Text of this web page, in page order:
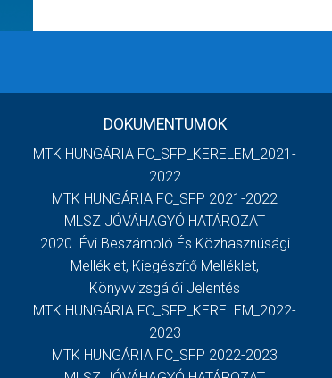
DOKUMENTUMOK
MTK HUNGÁRIA FC_SFP_KERELEM_2021-
2022
MTK HUNGÁRIA FC_SFP 2021-2022
MLSZ JÓVÁHAGYÓ HATÁROZAT
2020. Évi Beszámoló És Közhasznúsági
Melléklet, Kiegészítő Melléklet,
Könyvvizsgálói Jelentés
MTK HUNGÁRIA FC_SFP_KERELEM_2022-
2023
MTK HUNGÁRIA FC_SFP 2022-2023